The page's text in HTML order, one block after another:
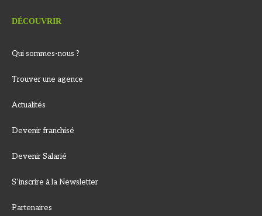
DÉCOUVRIR
Qui sommes-nous ?
Trouver une agence
Actualités
Devenir franchisé
Devenir Salarié
S’inscrire à la Newsletter
Partenaires